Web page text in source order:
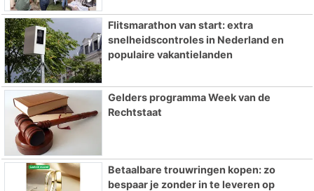
Flitsmarathon van start: extra
snelheidscontroles in Nederland en
populaire vakantielanden
Gelders programma Week van de
Rechtstaat
Betaalbare trouwringen kopen: zo
bespaar je zonder in te leveren op